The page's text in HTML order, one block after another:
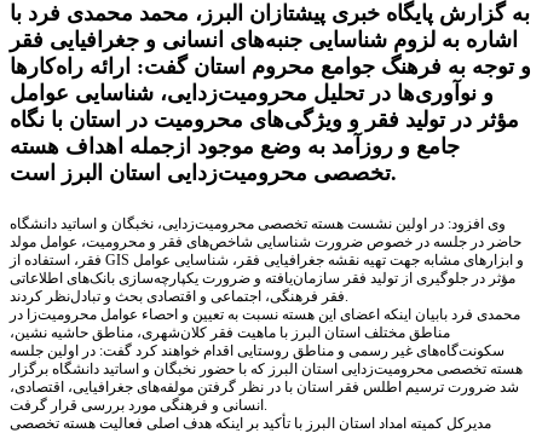
به گزارش پایگاه خبری پیشتازان البرز، محمد محمدی فرد با
اشاره به لزوم شناسایی جنبه‌های انسانی و جغرافیایی فقر
و توجه به فرهنگ جوامع محروم استان گفت: ارائه راه‌کارها
و نوآوری‌ها در تحلیل محرومیت‌زدایی، شناسایی عوامل
مؤثر در تولید فقر و ویژگی‌های محرومیت در استان با نگاه
جامع و روزآمد به وضع موجود ازجمله اهداف هسته
تخصصی محرومیت‌زدایی استان البرز است.
وی افزود: در اولین نشست هسته تخصصی محرومیت‌زدایی، نخبگان و اساتید دانشگاه
حاضر در جلسه در خصوص ضرورت شناسایی شاخص‌های فقر و محرومیت، عوامل مولد
فقر، استفاده از GIS و ابزارهای مشابه جهت تهیه نقشه جغرافیایی فقر، شناسایی عوامل
مؤثر در جلوگیری از تولید فقر سازمان‌یافته و ضرورت یکپارچه‌سازی بانک‌های اطلاعاتی
فقر فرهنگی، اجتماعی و اقتصادی بحث و تبادل‌نظر کردند.
محمدی فرد بابیان اینکه اعضای این هسته نسبت به تعیین و احصاء عوامل محرومیت‌زا در
مناطق مختلف استان البرز با ماهیت فقر کلان‌شهری، مناطق حاشیه نشین،
سکونت‌گاه‌های غیر رسمی و مناطق روستایی اقدام خواهند کرد گفت: در اولین جلسه
هسته تخصصی محرومیت‌زدایی استان البرز که با حضور نخبگان و اساتید دانشگاه برگزار
شد ضرورت ترسیم اطلس فقر استان با در نظر گرفتن مولفه‌های جغرافیایی، اقتصادی،
انسانی و فرهنگی مورد بررسی قرار گرفت.
مدیرکل کمیته امداد استان البرز با تأکید بر اینکه هدف اصلی فعالیت هسته تخصصی